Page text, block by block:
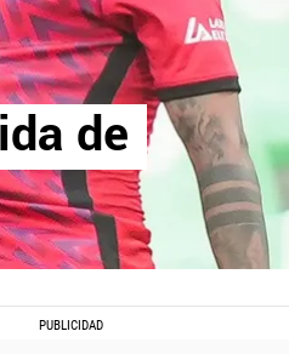
de